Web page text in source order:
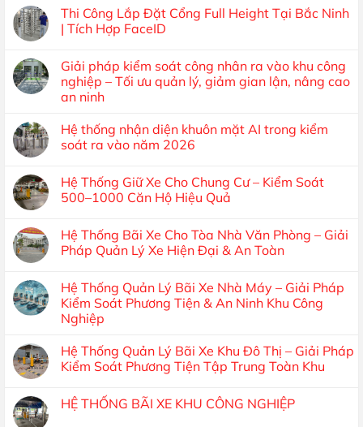
Thi Công Lắp Đặt Cổng Full Height Tại Bắc Ninh
| Tích Hợp FaceID
Giải pháp kiểm soát công nhân ra vào khu công
nghiệp – Tối ưu quản lý, giảm gian lận, nâng cao
an ninh
Hệ thống nhận diện khuôn mặt AI trong kiểm
soát ra vào năm 2026
Hệ Thống Giữ Xe Cho Chung Cư – Kiểm Soát
500–1000 Căn Hộ Hiệu Quả
Hệ Thống Bãi Xe Cho Tòa Nhà Văn Phòng – Giải
Pháp Quản Lý Xe Hiện Đại & An Toàn
Hệ Thống Quản Lý Bãi Xe Nhà Máy – Giải Pháp
Kiểm Soát Phương Tiện & An Ninh Khu Công
Nghiệp
Hệ Thống Quản Lý Bãi Xe Khu Đô Thị – Giải Pháp
Kiểm Soát Phương Tiện Tập Trung Toàn Khu
HỆ THỐNG BÃI XE KHU CÔNG NGHIỆP